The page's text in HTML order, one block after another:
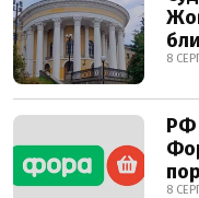
8
РФ
8